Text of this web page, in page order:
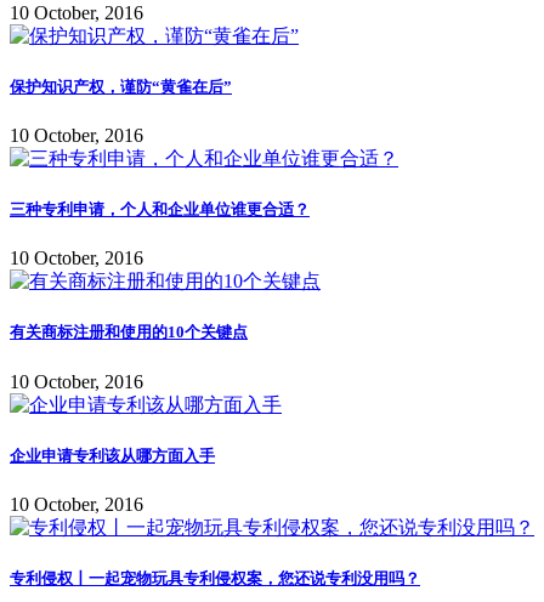
10 October, 2016
保护知识产权，谨防“黄雀在后”
10 October, 2016
三种专利申请，个人和企业单位谁更合适？
10 October, 2016
有关商标注册和使用的10个关键点
10 October, 2016
企业申请专利该从哪方面入手
10 October, 2016
专利侵权丨一起宠物玩具专利侵权案，您还说专利没用吗？